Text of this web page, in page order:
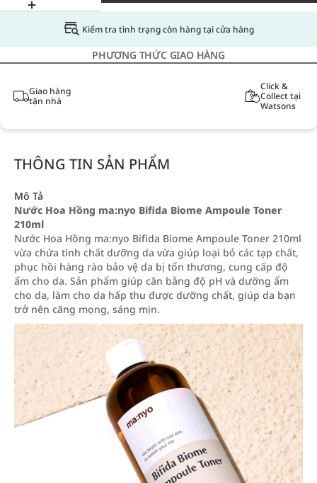
Kiểm tra tình trạng còn hàng tại cửa hàng
PHƯƠNG THỨC GIAO HÀNG
Giao hàng
tận nhà
Click &
Collect tại
Watsons
THÔNG TIN SẢN PHẨM
Mô Tả
Nước Hoa Hồng ma:nyo Bifida Biome Ampoule Toner
210ml
Nước Hoa Hồng ma:nyo Bifida Biome Ampoule Toner 210ml
vừa chứa tinh chất dưỡng da vừa giúp loại bỏ các tạp chất,
phục hồi hàng rào bảo vệ da bị tổn thương, cung cấp độ
ẩm cho da. Sản phẩm giúp cân bằng độ pH và dưỡng ẩm
cho da, làm cho da hấp thu được dưỡng chất, giúp da bạn
trở nên căng mọng, sáng mịn.